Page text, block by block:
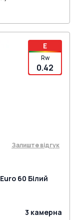
E
Rw
0.42
Залиште відгук
60 Білий
3 камерна